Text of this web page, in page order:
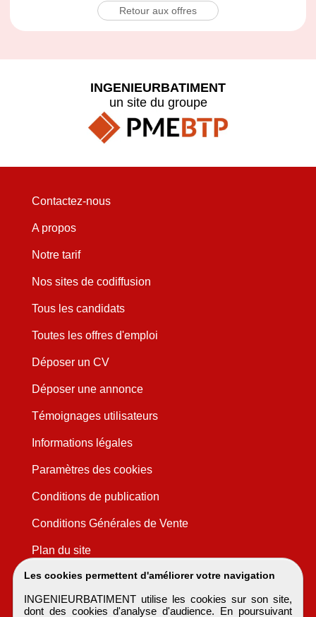
Retour aux offres
Les cookies permettent d'améliorer votre navigation
INGENIEURBATIMENT utilise les cookies sur son site,
dont des cookies d'analyse d'audience. En poursuivant
INGENIEURBATIMENT
un site du groupe
Contactez-nous
A propos
Notre tarif
Nos sites de codiffusion
Tous les candidats
Toutes les offres d'emploi
Déposer un CV
Déposer une annonce
Témoignages utilisateurs
Informations légales
Paramètres des cookies
Conditions de publication
Conditions Générales de Vente
Plan du site